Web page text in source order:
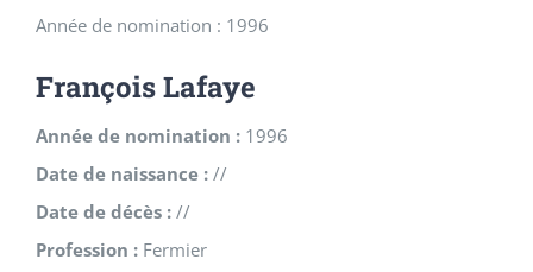
Année de nomination : 1996
François Lafaye
Année de nomination : 1996
Date de naissance : //
Date de décès : //
Profession : Fermier